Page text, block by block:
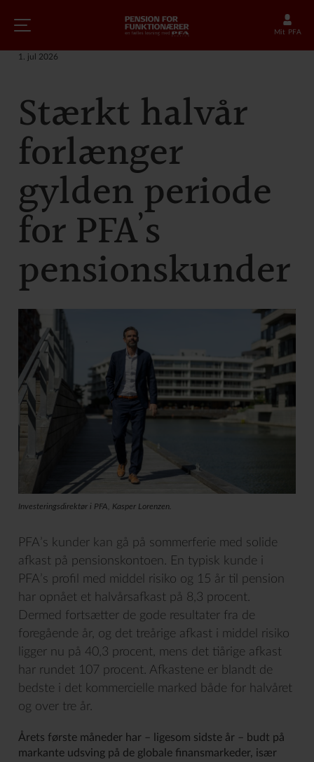
Mit PFA
1. jul 2026
Stærkt halvår
forlænger
gylden periode
for PFA’s
pensionskunder
Investeringsdirektør i PFA, Kasper Lorenzen.
PFA’s kunder kan gå på sommerferie med solide
afkast på pensionskontoen. En typisk kunde i
PFA’s profil med middel risiko og 15 år til pension
har opnået et halvårsafkast på 8,3 procent.
Dermed fortsætter de gode resultater fra de
foregående år, og det treårige afkast i middel risiko
ligger nu på 40,3 procent, mens det tiårige afkast
har rundet 107 procent. Afkastene er blandt de
bedste i det kommercielle marked både for halvåret
og over tre år.
Årets første måneder har – ligesom sidste år – budt på
markante udsving på de globale finansmarkeder, især